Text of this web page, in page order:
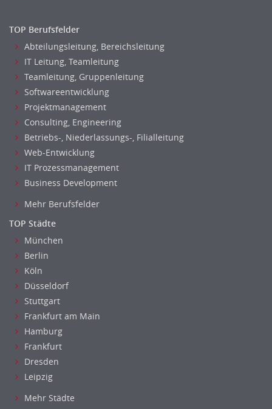
TOP Berufsfelder
Abteilungsleitung, Bereichsleitung
IT Leitung, Teamleitung
Teamleitung, Gruppenleitung
Softwareentwicklung
Projektmanagement
Consulting, Engineering
Betriebs-, Niederlassungs-, Filialleitung
Web-Entwicklung
IT Prozessmanagement
Business Development
Mehr Berufsfelder
TOP Städte
München
Berlin
Köln
Düsseldorf
Stuttgart
Frankfurt am Main
Hamburg
Frankfurt
Dresden
Leipzig
Mehr Städte